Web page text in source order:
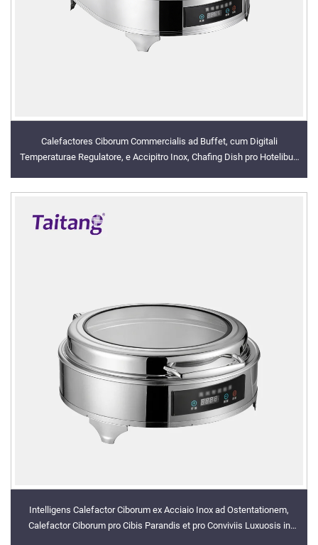
Calefactores Ciborum Commercialis ad Buffet, cum Digitali
Temperaturae Regulatore, e Accipitro Inox, Chafing Dish pro Hotelibus
Intelligens Calefactor Ciborum ex Acciaio Inox ad Ostentationem,
Calefactor Ciborum pro Cibis Parandis et pro Conviviis Luxuosis in